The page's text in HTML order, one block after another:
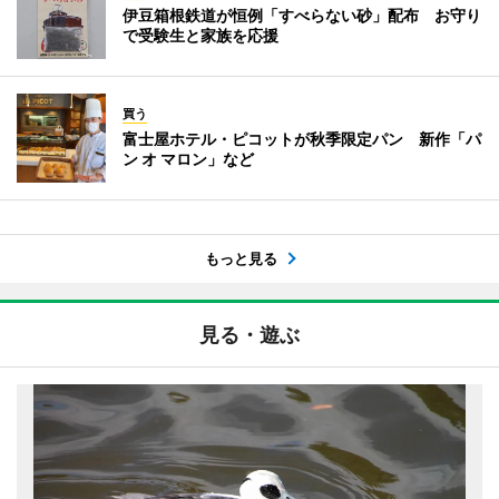
伊豆箱根鉄道が恒例「すべらない砂」配布 お守り
で受験生と家族を応援
買う
富士屋ホテル・ピコットが秋季限定パン 新作「パ
ン オ マロン」など
もっと見る
見る・遊ぶ